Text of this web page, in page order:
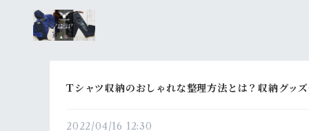
Tシャツ収納のおしゃれな整理方法とは？収納グッ
2022/04/16 12:30